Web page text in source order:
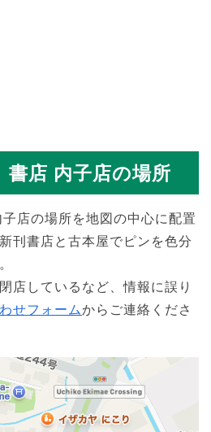
書店 内子店の場所
店の場所を地図の中心に配置
刊書店と古本屋でピンを色分
店しているなど、情報に誤り
せフォームからご連絡くださ